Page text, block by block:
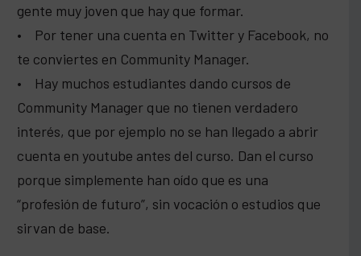
gente muy joven que hay que formar.
• Por tener una cuenta en Twitter y Facebook, no
te conviertes en Community Manager.
• Hay muchos estudiantes dando cursos de
Community Manager que no tienen verdadero
interés, que por ejemplo no se han llegado a abrir
cuenta en youtube antes del curso. Dan el curso
porque simplemente han oído que es una
“profesión de futuro”, sin vocación o estudios que
sirvan de base.